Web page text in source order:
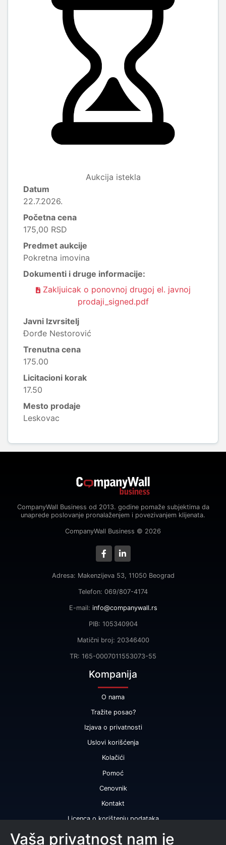
Aukcija istekla
Datum
22.7.2026.
Početna cena
175,00 RSD
Predmet aukcije
Pokretna imovina
Dokumenti i druge informacije:
Zakljuicak o ponovnoj drugoj el. javnoj
prodaji_signed.pdf
Javni Izvrsitelj
Đorđe Nestorović
Trenutna cena
175.00
Licitacioni korak
17.50
Mesto prodaje
Leskovac
CompanyWall Business od 2013. godine pomaže subjektima da
unaprede poslovanje pronalaženjem i povezivanjem klijenata.
CompanyWall Business © 2026
Adresa: Makenzijeva 53, 11050 Beograd
Telefon: 069/807-4174
E-mail: info@companywall.rs
PIB: 105340904
Matični broj: 20346400
TR: 165-0007011553073-55
Kompanija
O nama
Tražite posao?
Izjava o privatnosti
Uslovi korišćenja
Kolačići
Pomoć
Cenovnik
Kontakt
Licenca o korištenju podataka
Naše usluge
Vaša privatnost nam je